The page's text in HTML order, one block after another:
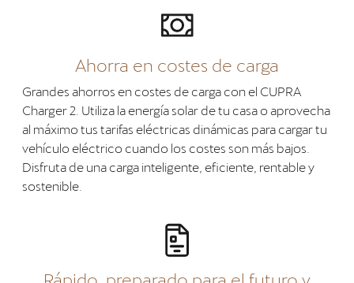
Ahorra en costes de carga
Grandes ahorros en costes de carga con el CUPRA
Charger 2. Utiliza la energía solar de tu casa o aprovecha
al máximo tus tarifas eléctricas dinámicas para cargar tu
vehículo eléctrico cuando los costes son más bajos.
Disfruta de una carga inteligente, eficiente, rentable y
sostenible.
Rápido, preparado para el futuro y